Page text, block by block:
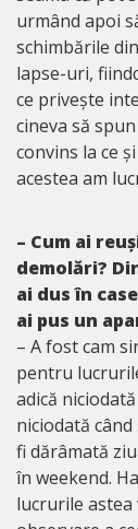
urmând apoi
schimbările
lapse-uri,
ce privește
cineva să
convins la ce
acestea am
– Cum ai
demolări?
ai dus în
ai pus un
– A fost cam
pentru
adică
niciodată când
fi dărâmată
în weekend.
lucrurile astea